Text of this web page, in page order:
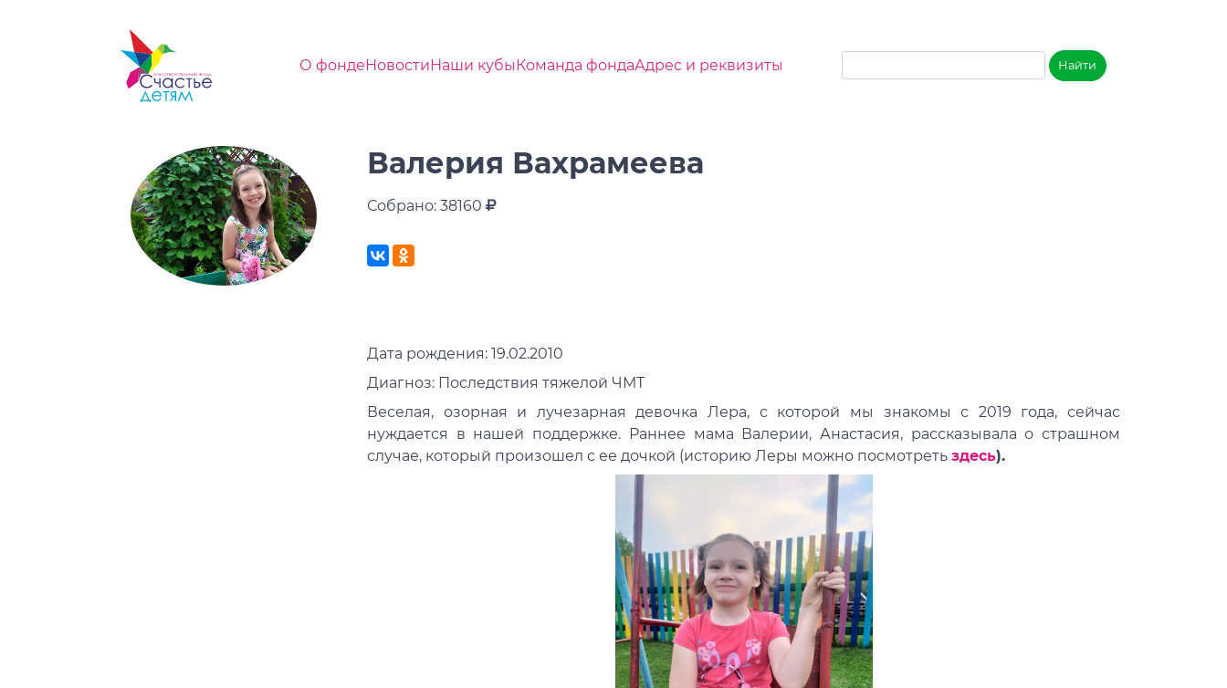
О фондеНовостиНаши кубыКоманда фондаАдрес и реквизиты
Валерия Вахрамеева
Собрано: 38160
Дата рождения: 19.02.2010
Диагноз: Последствия тяжелой ЧМТ
Веселая, озорная и лучезарная девочка Лера, с которой мы знакомы с 2019 года, сейчас
нуждается в нашей поддержке. Раннее мама Валерии, Анастасия, рассказывала о страшном
случае, который произошел с ее дочкой (историю Леры можно посмотреть здесь).